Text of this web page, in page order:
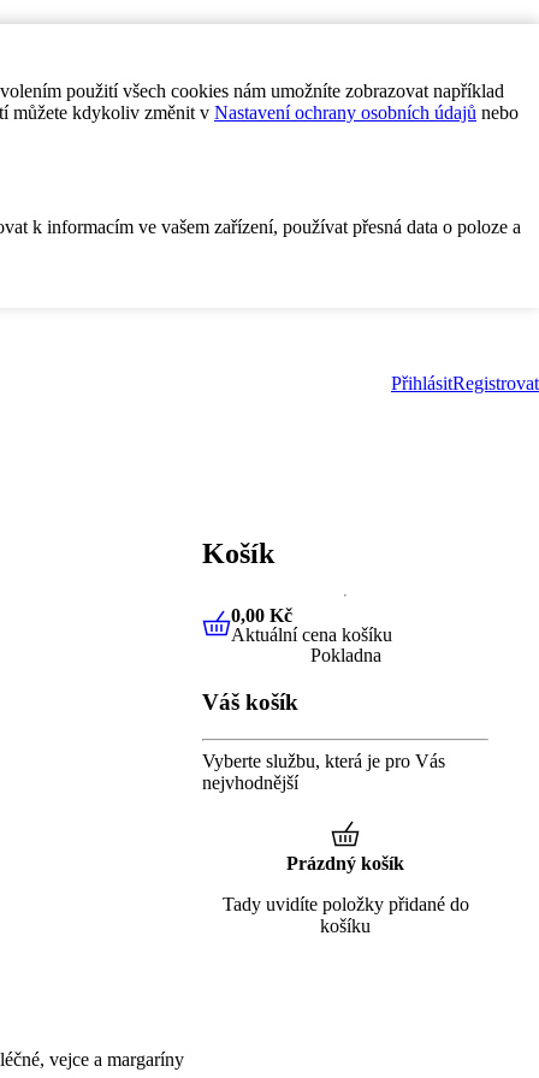
použití všech cookies nám umožníte zobrazovat například
můžete kdykoliv změnit v Nastavení ochrany osobních údajů nebo
k informacím ve vašem zařízení, používat přesná data o poloze a
PřihlásitRegistrovat
vejce a margaríny
Košík
0,00 KčAktuální cena košíku
0,00 Kč
Aktuální cena košíku
Pokladna
Váš košík
Vyberte službu, která je pro Vás
nejvhodnější
Prázdný košík
Tady uvidíte položky přidané do
košíku